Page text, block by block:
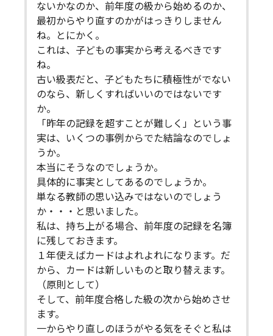
ないかなのか、前年度の級から始めるのか、
最初からやり直すのかがはっきりしません
ね。とにかく。
これは、子どもの事実から考えるべきです
ね。
古い級表だと、子どもたちに積極性がでない
のなら、新しくすればいいのではないです
か。
「昨年の記録を超すことが難しく」という事
実は、いくつの事例からでた結論なのでしょ
うか。
本当にそうなのでしょうか。
具体的に事実としてあるのでしょうか。
単なる教師の思い込みではないのでしょう
か・・・と思いました。
私は、持ち上がる場合、前年度の記録を名簿
に残しておきます。
１年使えばカードはよれよれになります。だ
から、カードは新しいものと取り替えます。
（原則として）
そして、前年度合格した級の次から始めさせ
ます。
一からやり直しのほうがやる気をそぐと私は